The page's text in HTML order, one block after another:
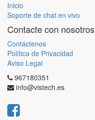
Inicio
Soporte de chat en vivo
Contacte con nosotros
Contáctenos
Política de Privacidad
Aviso Legal
967180351
info@vistech.es